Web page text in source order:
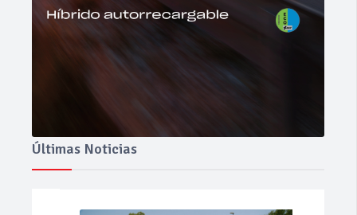
Últimas Noticias